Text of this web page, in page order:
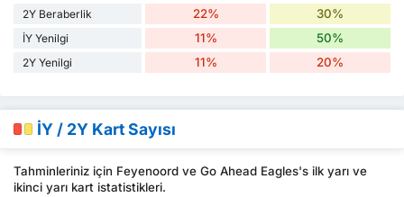
2Y Beraberlik 22% 30%
İY Yenilgi 11% 50%
2Y Yenilgi 11% 20%
İY / 2Y Kart Sayısı
Tahminleriniz için Feyenoord ve Go Ahead Eagles's ilk yarı ve
ikinci yarı kart istatistikleri.